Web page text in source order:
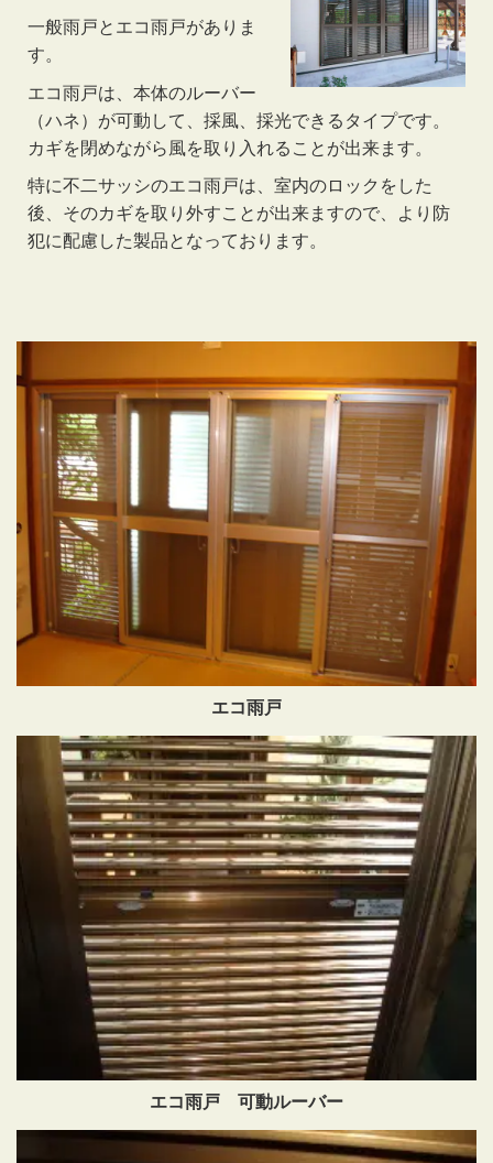
一般雨戸とエコ雨戸がありま
す。
エコ雨戸は、本体のルーバー
（ハネ）が可動して、採風、採光できるタイプです。
カギを閉めながら風を取り入れることが出来ます。
特に不二サッシのエコ雨戸は、室内のロックをした
後、そのカギを取り外すことが出来ますので、より防
犯に配慮した製品となっております。
エコ雨戸
エコ雨戸 可動ルーバー